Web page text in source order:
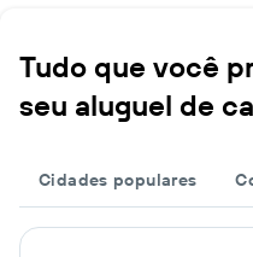
Tudo que você
seu aluguel de
Cidades populares